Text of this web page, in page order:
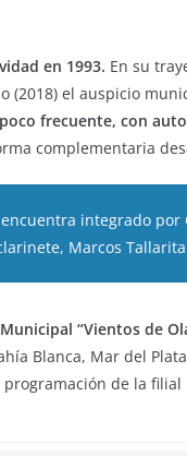
en 1993. En su
(2018) el auspicio
frecuente, con
complementaria
encuentra integrado
Marcos
“Vientos de
Blanca, Mar del
de la